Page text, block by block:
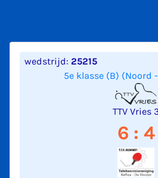
wedstrijd: 25215
5e klasse (B) (Noord
TTV Vries
6 : 4